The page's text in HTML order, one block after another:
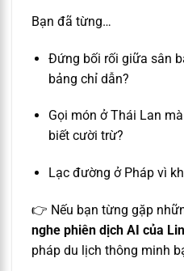
Bạn đã từng…
Đứng bối rối giữa sân
bảng chỉ dẫn?
Gọi món ở Thái Lan
biết cười trừ?
Lạc đường ở Pháp vì
👉 Nếu bạn từng gặp
nghe phiên dịch AI của
pháp du lịch thông minh